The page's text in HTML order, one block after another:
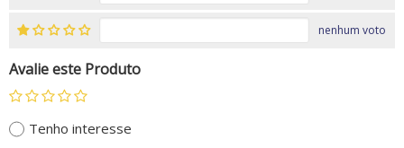
nenhum voto
Avalie este Produto
Tenho interesse